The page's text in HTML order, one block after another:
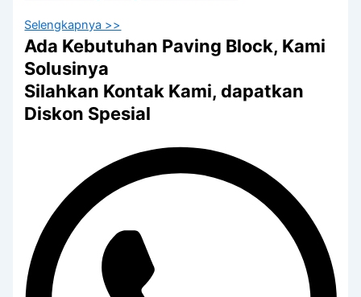
Selengkapnya >>
Ada Kebutuhan Paving Block, Kami
Solusinya
Silahkan Kontak Kami, dapatkan
Diskon Spesial